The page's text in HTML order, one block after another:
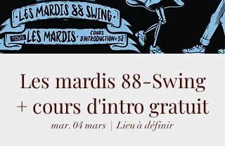
Les mardis 88-Swing
+ cours d'intro gratuit
mar. 04 mars
  |
Lieu à définir